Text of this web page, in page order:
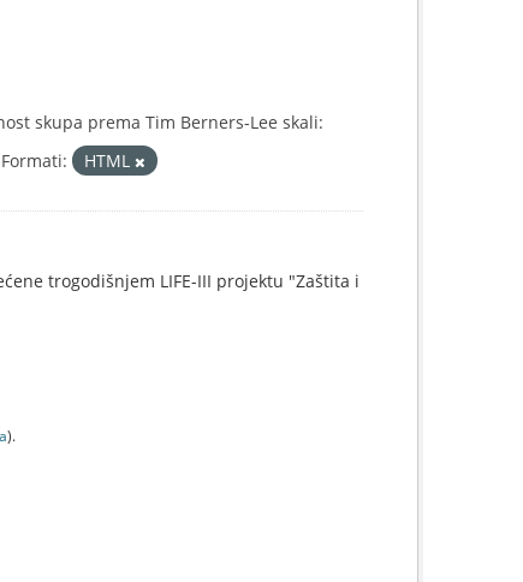
skupa prema Tim Berners-Lee skali:
Formati: HTML
trogodišnjem LIFE-III projektu "Zaštita i
).